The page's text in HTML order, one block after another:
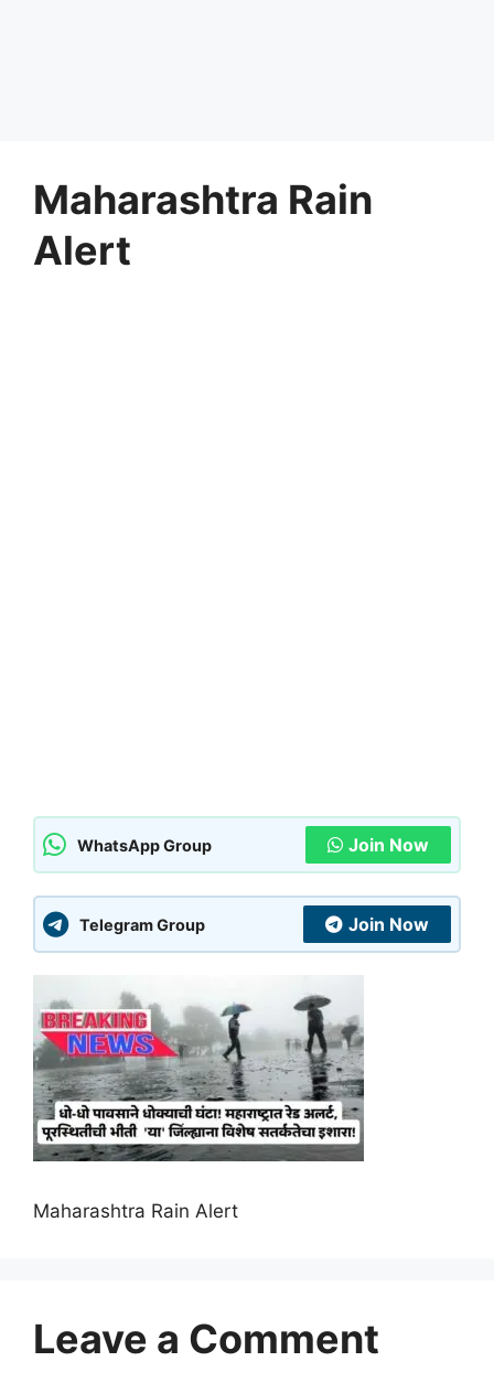
Maharashtra Rain
Alert
WhatsApp Group Join Now
Telegram Group Join Now
Maharashtra Rain Alert
Leave a Comment